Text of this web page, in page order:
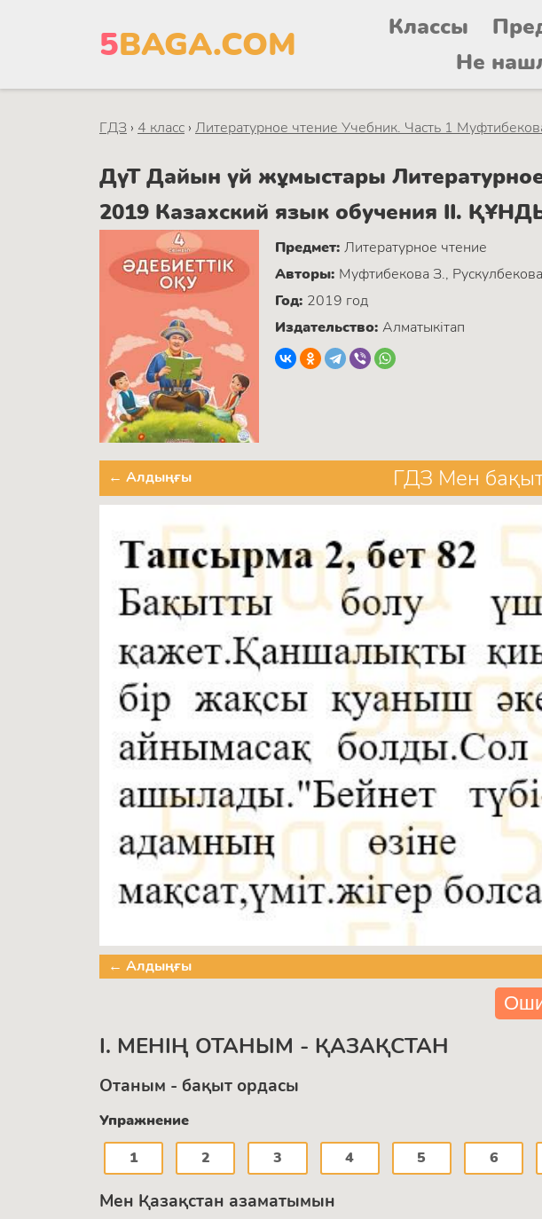
5BAGA.COM Классы
Не
ГДЗ › 4 класс › Литературное чтение Учебник. Часть 1
ДүТ Дайын үй жұмыстары
2019 Казахский язык обучения II.
Предмет: Литературное чтение
Авторы: Муфтибекова З.,
Год: 2019 год
Издательство: Алматыкітап
← Алдыңғы ГДЗ Мен
← Алдыңғы
I. МЕНІҢ ОТАНЫМ - ҚАЗАҚСТАН
Отаным - бақыт ордасы
Упражнение
1
2 3 4 5 6
Мен Қазақстан азаматымын